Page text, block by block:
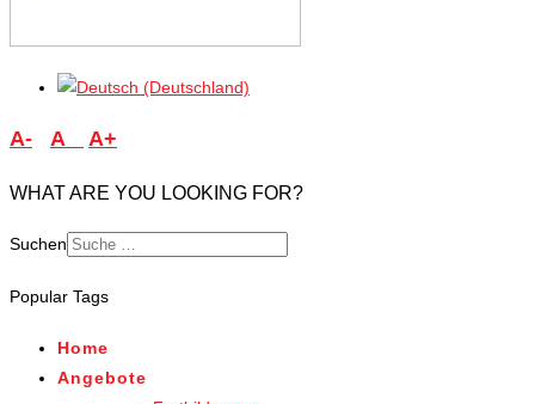
A- A A+
WHAT ARE YOU LOOKING FOR?
Suchen
Popular Tags
Home
Angebote